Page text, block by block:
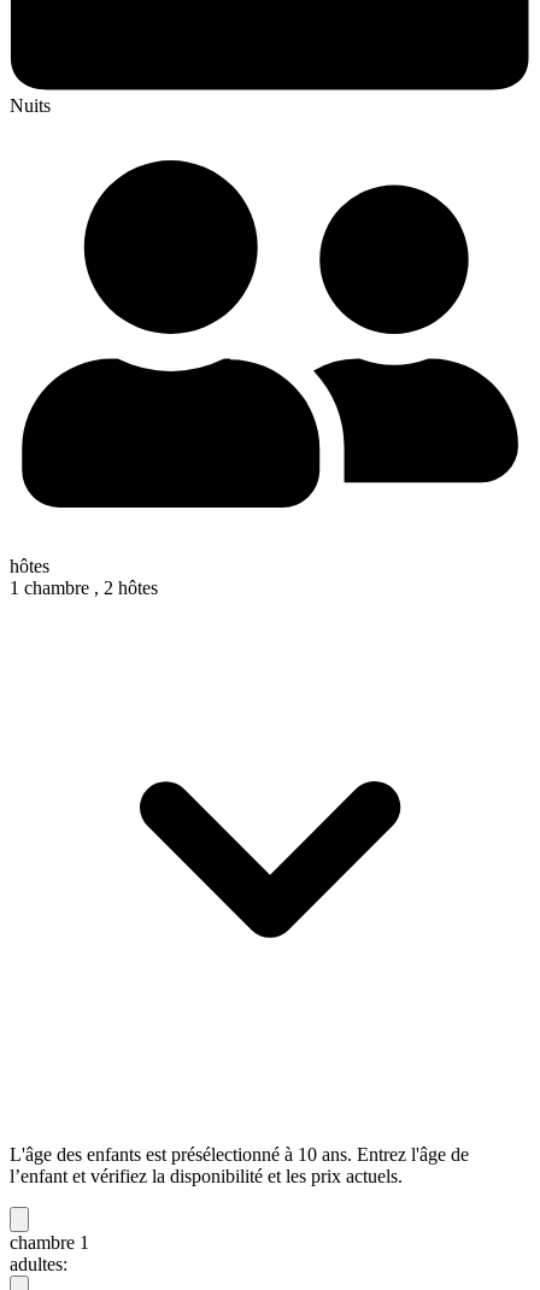
Nuits
hôtes
1 chambre , 2 hôtes
L'âge des enfants est présélectionné à 10 ans. Entrez l'âge de
l’enfant et vérifiez la disponibilité et les prix actuels.
chambre 1
adultes: